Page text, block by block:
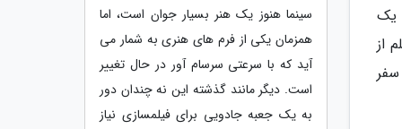
یک
از
سفر
سینما هنوز یک هنر بسیار جوان است، اما
همزمان یکی از فرم های هنری به شمار می
آید که با سرعتی سرسام آور در حال تغییر
است. دیگر مانند گذشته این نه چندان دور
به یک جعبه جادویی برای فیلمسازی نیاز